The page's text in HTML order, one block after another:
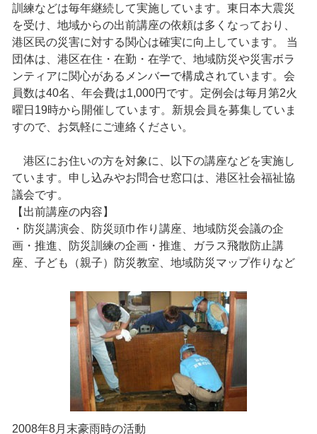
訓練などは毎年継続して実施しています。東日本大震災
を受け、地域からの出前講座の依頼は多くなっており、
港区民の災害に対する関心は確実に向上しています。 当
団体は、港区在住・在勤・在学で、地域防災や災害ボラ
ンティアに関心があるメンバーで構成されています。会
員数は40名、年会費は1,000円です。定例会は毎月第2火
曜日19時から開催しています。新規会員を募集していま
すので、お気軽にご連絡ください。
港区にお住いの方を対象に、以下の講座などを実施し
ています。申し込みやお問合せ窓口は、港区社会福祉協
議会です。
【出前講座の内容】
・防災講演会、防災頭巾作り講座、地域防災会議の企
画・推進、防災訓練の企画・推進、ガラス飛散防止講
座、子ども（親子）防災教室、地域防災マップ作りなど
2008年8月末豪雨時の活動